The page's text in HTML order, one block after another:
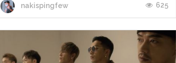
ลงแร๊พสุดมันส์ของแก็งพระเอกจะเป็นยังไงลองดู
INFINITY - Do or Die [MV ver.] [KARAOKE |
THAISUB] DOBERMAN INFINITY - Do or Die
nakispingfew 625